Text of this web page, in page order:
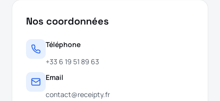
Nos coordonnées
Téléphone
+33 6 19 51 89 63
Email
contact@receipty.fr